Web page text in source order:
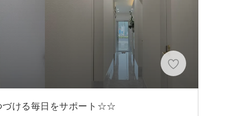
づける毎日をサポート☆☆